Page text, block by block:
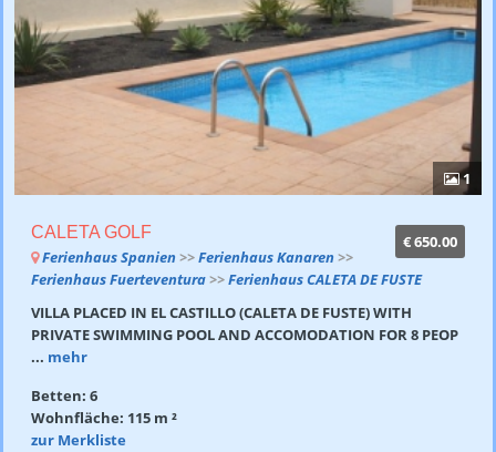
1
€ 650.00
CALETA GOLF
Ferienhaus Spanien >>Ferienhaus Kanaren >>
Ferienhaus Fuerteventura>>Ferienhaus CALETA DE FUSTE
VILLA PLACED IN EL CASTILLO (CALETA DE FUSTE) WITH
PRIVATE SWIMMING POOL AND ACCOMODATION FOR 8 PEOP
... mehr
Betten: 6
Wohnfläche: 115 m ²
zur Merkliste